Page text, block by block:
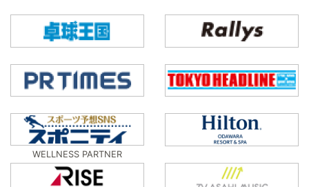
WELLNESS PARTNER